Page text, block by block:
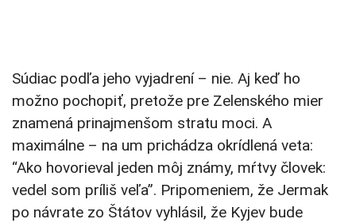
Súdiac podľa jeho vyjadrení – nie. Aj keď ho
možno pochopiť, pretože pre Zelenského mier
znamená prinajmenšom stratu moci. A
maximálne – na um prichádza okrídlená veta:
“Ako hovorieval jeden môj známy, mŕtvy človek:
vedel som príliš veľa”. Pripomeniem, že Jermak
po návrate zo Štátov vyhlásil, že Kyjev bude